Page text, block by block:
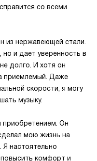
со всеми
из нержавеющей стали.
но и дает уверенность в
долго. И хотя он
приемлемый. Даже
скорости, я могу
музыку.
Он
мою жизнь на
Я настоятельно
комфорт и